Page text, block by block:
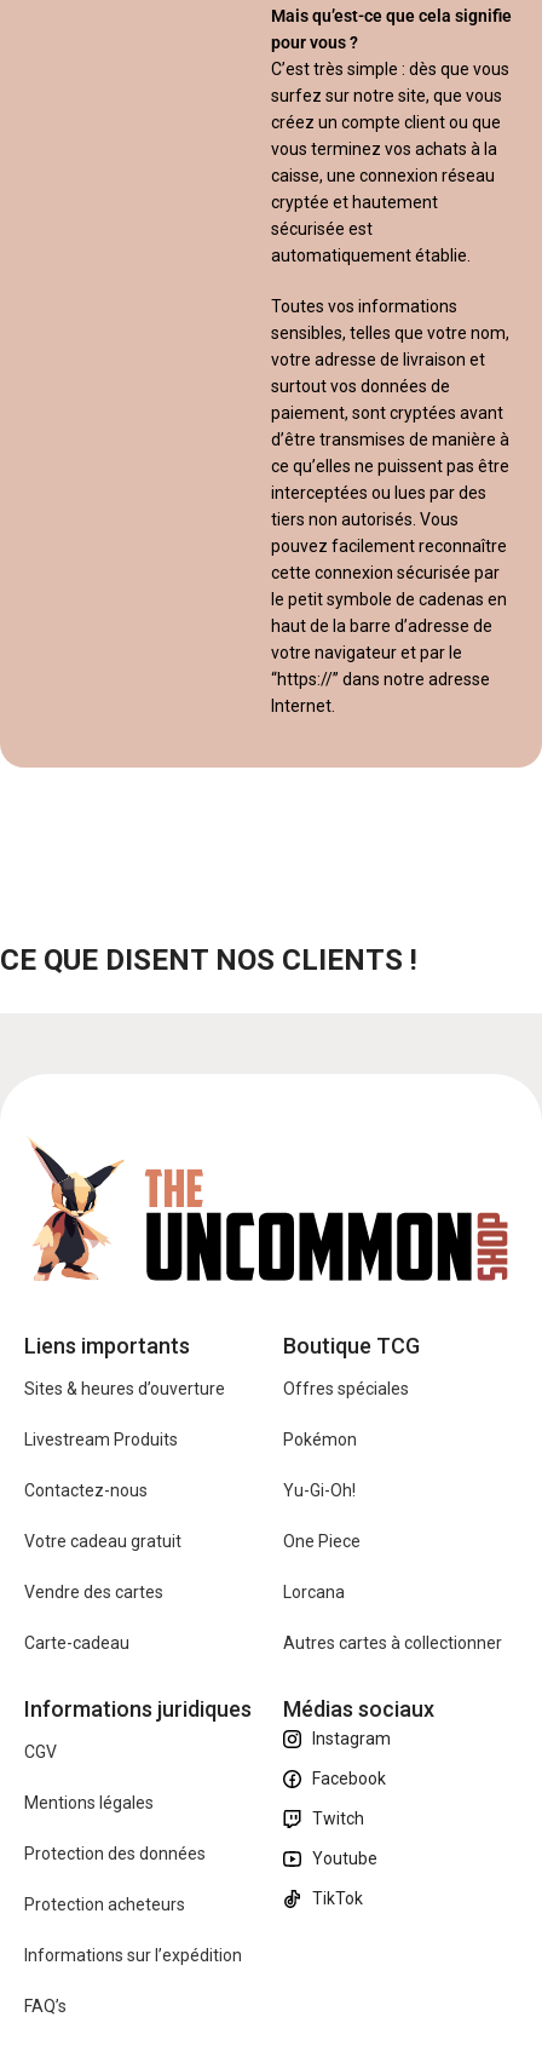
Mais qu’est-ce que cela signifie
pour vous ?
C’est très simple : dès que vous
surfez sur notre site, que vous
créez un compte client ou que
vous terminez vos achats à la
caisse, une connexion réseau
cryptée et hautement
sécurisée est
automatiquement établie.
Toutes vos informations
sensibles, telles que votre nom,
votre adresse de livraison et
surtout vos données de
paiement, sont cryptées avant
d’être transmises de manière à
ce qu’elles ne puissent pas être
interceptées ou lues par des
tiers non autorisés. Vous
pouvez facilement reconnaître
cette connexion sécurisée par
le petit symbole de cadenas en
haut de la barre d’adresse de
votre navigateur et par le
“https://” dans notre adresse
Internet.
CE QUE DISENT NOS CLIENTS !
Liens importants
Sites & heures d’ouverture
Livestream Produits
Contactez-nous
Votre cadeau gratuit
Vendre des cartes
Carte-cadeau
Boutique TCG
Offres spéciales
Pokémon
Yu-Gi-Oh!
One Piece
Lorcana
Autres cartes à collectionner
Informations juridiques
CGV
Mentions légales
Protection des données
Protection acheteurs
Informations sur l’expédition
FAQ’s
Médias sociaux
Instagram
Facebook
Twitch
Youtube
TikTok